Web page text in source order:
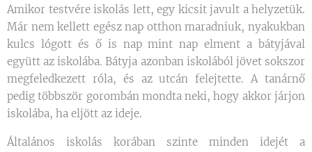
Amikor testvére iskolás lett, egy kicsit javult a helyzetük.
Már nem kellett egész nap otthon maradniuk, nyakukban
kulcs lógott és ő is nap mint nap elment a bátyjával
együtt az iskolába. Bátyja azonban iskolából jövet sokszor
megfeledkezett róla, és az utcán felejtette. A tanárnő
pedig többször gorombán mondta neki, hogy akkor járjon
iskolába, ha eljött az ideje.
Általános iskolás korában szinte minden idejét a